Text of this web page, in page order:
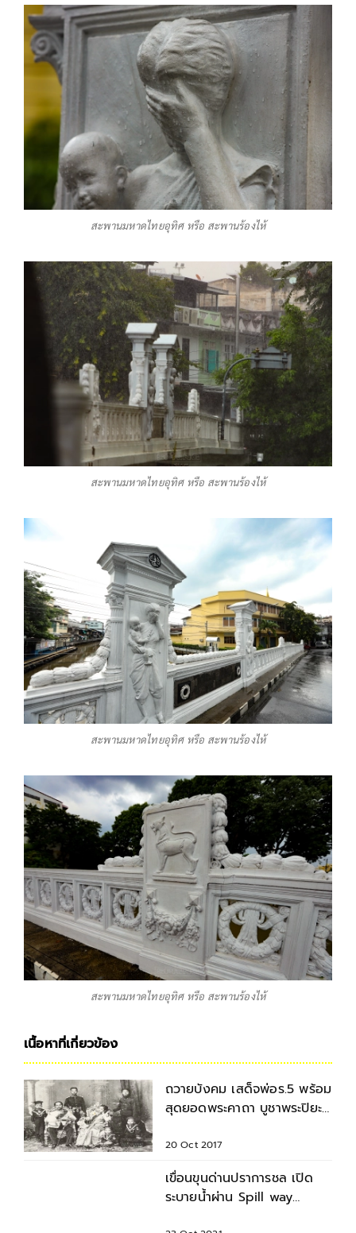
สะพานมหาดไทยอุทิศ หรือ สะพานร้องไห้
สะพานมหาดไทยอุทิศ หรือ สะพานร้องไห้
สะพานมหาดไทยอุทิศ หรือ สะพานร้องไห้
สะพานมหาดไทยอุทิศ หรือ สะพานร้องไห้
เนื้อหาที่เกี่ยวข้อง
ถวายบังคม เสด็จพ่อร.5 พร้อม
สุดยอดพระคาถา บูชาพระปิยะ
20 Oct 2017
เขื่อนขุนด่านปราการชล เปิด
ระบายน้ำผ่าน Spill way